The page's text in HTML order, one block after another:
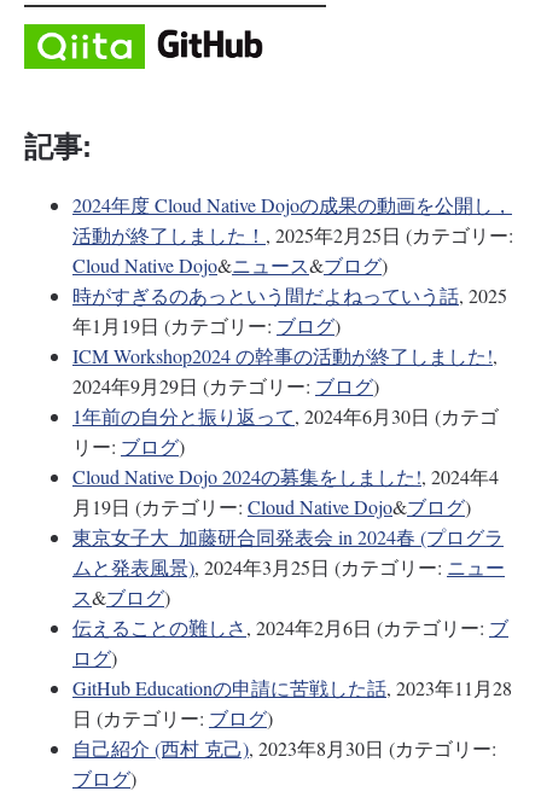
記事:
2024年度 Cloud Native Dojoの成果の動画を公開し，
活動が終了しました！ , 2025年2月25日 (カテゴリー:
Cloud Native Dojo&ニュース&ブログ)
時がすぎるのあっという間だよねっていう話, 2025
年1月19日 (カテゴリー: ブログ)
ICM Workshop2024 の幹事の活動が終了しました!,
2024年9月29日 (カテゴリー: ブログ)
1年前の自分と振り返って, 2024年6月30日 (カテゴ
リー: ブログ)
Cloud Native Dojo 2024の募集をしました!, 2024年4
月19日 (カテゴリー: Cloud Native Dojo&ブログ)
東京女子大_加藤研合同発表会 in 2024春 (プログラ
ムと発表風景), 2024年3月25日 (カテゴリー: ニュー
ス&ブログ)
伝えることの難しさ, 2024年2月6日 (カテゴリー: ブ
ログ)
GitHub Educationの申請に苦戦した話, 2023年11月28
日 (カテゴリー: ブログ)
自己紹介 (西村 克己), 2023年8月30日 (カテゴリー:
ブログ)